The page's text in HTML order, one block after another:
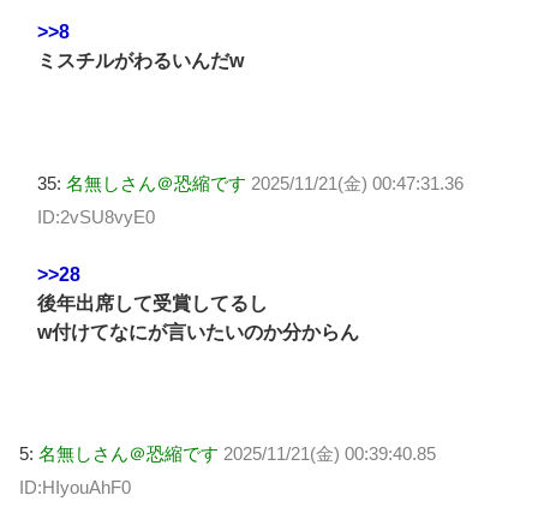
>>8
ミスチルがわるいんだw
35: 名無しさん＠恐縮です 2025/11/21(金) 00:47:31.36
ID:2vSU8vyE0
>>28
後年出席して受賞してるし
w付けてなにが言いたいのか分からん
5: 名無しさん＠恐縮です 2025/11/21(金) 00:39:40.85
ID:HIyouAhF0